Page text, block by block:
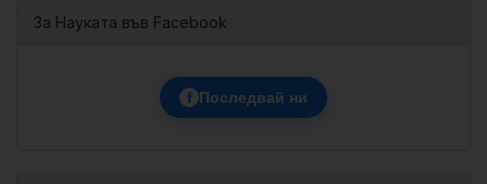
За Науката във Facebook
f Последвай ни